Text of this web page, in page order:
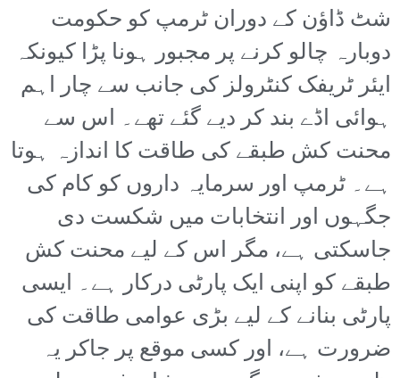
شٹ ڈاؤن کے دوران ٹرمپ کو حکومت
دوبارہ چالو کرنے پر مجبور ہونا پڑا کیونکہ
ایئر ٹریفک کنٹرولز کی جانب سے چار اہم
ہوائی اڈے بند کر دیے گئے تھے۔ اس سے
محنت کش طبقے کی طاقت کا اندازہ ہوتا
ہے۔ ٹرمپ اور سرمایہ داروں کو کام کی
جگہوں اور انتخابات میں شکست دی
جاسکتی ہے، مگر اس کے لیے محنت کش
طبقے کو اپنی ایک پارٹی درکار ہے۔ ایسی
پارٹی بنانے کے لیے بڑی عوامی طاقت کی
ضرورت ہے، اور کسی موقع پر جاکر یہ